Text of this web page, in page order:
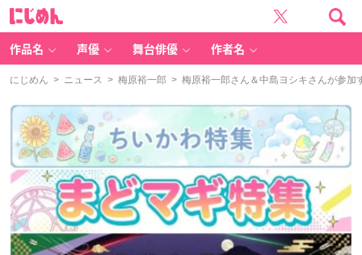
作品名 声優 舞台俳優 作者名
にじめん > ニュース > 梅原裕一郎 > 梅原裕一郎さん＆中島ヨシキさんが参加